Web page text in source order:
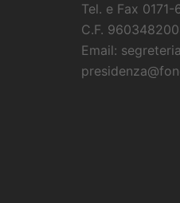
Tel. e Fax
C.F.
Email: